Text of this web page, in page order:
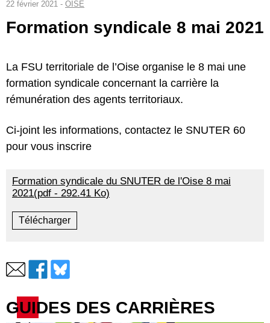
22 février 2021 - OISE
Formation syndicale 8 mai 2021
La FSU territoriale de l’Oise organise le 8 mai une
formation syndicale concernant la carrière la
rémunération des agents territoriaux.
Ci-joint les informations, contactez le SNUTER 60
pour vous inscrire
Formation syndicale du SNUTER de l'Oise 8 mai
2021(pdf - 292.41 Ko)
Télécharger
GUIDES DES CARRIÈRES